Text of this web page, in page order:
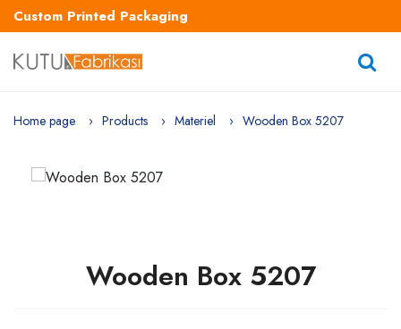
Custom Printed Packaging
Home page Products Materiel Wooden Box 5207
Wooden Box 5207